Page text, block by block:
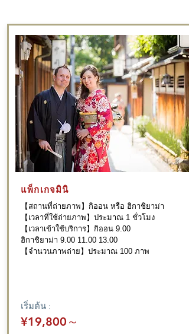
【สถานที่ถ่ายภาพ】กิออน หรือ ฮิกาชิยาม่า
【เวลาที่ใช้ถ่ายภาพ】ประมาณ 1 ชั่วโมง
【เวลาเข้าใช้บริการ】กิออน 9.00
ฮิกาชิยาม่า 9.00 11.00 13.00
【จำนวนภาพถ่าย】ประมาณ 100 ภาพ
แพ็กเกจมินิ
เริ่มต้น :
¥19,800 ～